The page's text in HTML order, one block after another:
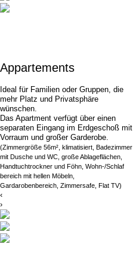
Appartements
Ideal für Familien oder Gruppen, die
mehr Platz und Privatsphäre
wünschen.
Das Apartment verfügt über einen
separaten Eingang im Erdgeschoß mit
Vorraum und großer Garderobe.
(Zimmergröße 56m², klimatisiert, Badezimmer
mit Dusche und WC, große Ablageflächen,
Handtuchtrockner und Föhn, Wohn-/Schlaf
bereich mit hellen Möbeln,
Gardarobenbereich, Zimmersafe, Flat TV)
‹
›